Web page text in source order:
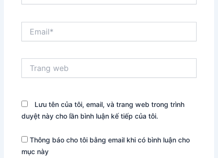
web
Lưu tên của tôi, email, và trang web trong trình
duyệt này cho lần bình luận kế tiếp của tôi.
Thông báo cho tôi bằng email khi có bình luận cho
mục này